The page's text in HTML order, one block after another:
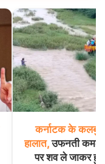
कर्नाटक के कलबुर्गी
हालात,उफनती
पर शव ले जाकर